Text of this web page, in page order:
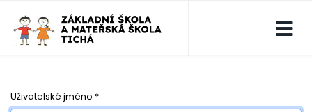
Uživatelské jméno *